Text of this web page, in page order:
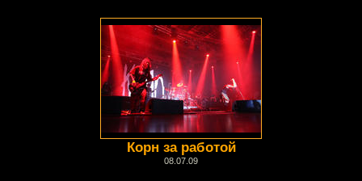
Корн за работой
08.07.09